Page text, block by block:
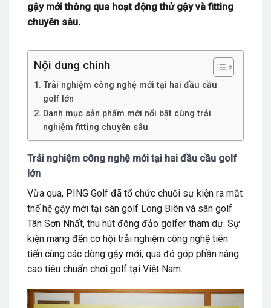
gậy mới thông qua hoạt động thử gậy và fitting
chuyên sâu.
Nội dung chính
Trải nghiệm công nghệ mới tại hai đầu cầu
golf lớn
Danh mục sản phẩm mới nổi bật cùng trải
nghiệm fitting chuyên sâu
Trải nghiệm công nghệ mới tại hai đầu cầu golf
lớn
Vừa qua, PING Golf đã tổ chức chuỗi sự kiện ra mắt
thế hệ gậy mới tại sân golf Long Biên và sân golf
Tân Sơn Nhất, thu hút đông đảo golfer tham dự. Sự
kiện mang đến cơ hội trải nghiệm công nghệ tiên
tiến cùng các dòng gậy mới, qua đó góp phần nâng
cao tiêu chuẩn chơi golf tại Việt Nam.